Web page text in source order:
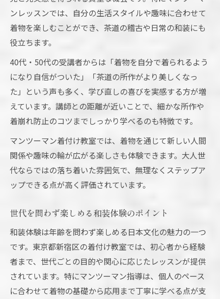
ンレッスンでは、自分の生活スタイルや趣味に合わせて
着物を楽しむことができ、茶道の稽古や日常の和装にも
役立ちます。
40代・50代の受講者からは「着物を自分で着られるよう
になり自信がついた」「茶道の所作がより美しくなっ
た」という声も多く、学び直しの喜びを実感する方が増
えています。講師との距離が近いことで、細かな所作や
着崩れ防止のコツまでしっかり学べるのも特徴です。
マンツーマン着付け教室では、着物を通じて新しい人間
関係や趣味の輪が広がる楽しさも体験できます。大人世
代ならではの落ち着いた雰囲気で、無理なくステップア
ップできる点が高く評価されています。
世代を問わず楽しめる和装体験のポイント
和装体験は年齢を問わず楽しめる日本文化の魅力の一つ
です。東京都新宿区の着付け教室では、初心者から経験
者まで、世代ごとの目的や関心に応じたレッスンが提供
されています。特にマンツーマン指導は、個人のペース
に合わせて着物の基礎から応用まで丁寧に学べる点が支